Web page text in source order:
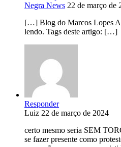
Negra News 22 de março de
[…] Blog do Marcos Lopes
lendo. Tags deste artigo: […]
Responder
Luiz 22 de março de 2024
certo mesmo seria SEM
se fazer presente como